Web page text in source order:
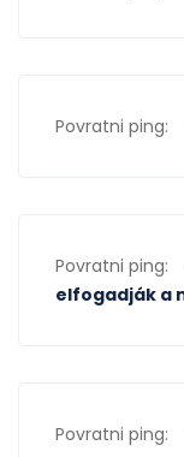
Povratni ping:
Povratni ping:
elfogadják a
Povratni ping: